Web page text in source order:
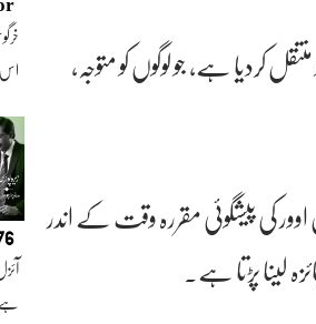
کردیا ہے، جو لوگوں کو متوجہ،
کی پیشگوئی مقررہ وقت کے اندر
لینا پڑتا ہے۔